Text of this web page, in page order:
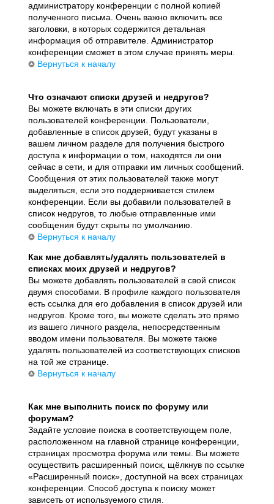
администратору конференции с полной копией
полученного письма. Очень важно включить все
заголовки, в которых содержится детальная
информация об отправителе. Администратор
конференции сможет в этом случае принять меры.
Вернуться к началу
Что означают списки друзей и недругов?
Вы можете включать в эти списки других
пользователей конференции. Пользователи,
добавленные в список друзей, будут указаны в
вашем личном разделе для получения быстрого
доступа к информации о том, находятся ли они
сейчас в сети, и для отправки им личных сообщений.
Сообщения от этих пользователей также могут
выделяться, если это поддерживается стилем
конференции. Если вы добавили пользователей в
список недругов, то любые отправленные ими
сообщения будут скрыты по умолчанию.
Вернуться к началу
Как мне добавлять/удалять пользователей в
списках моих друзей и недругов?
Вы можете добавлять пользователей в свой список
двумя способами. В профиле каждого пользователя
есть ссылка для его добавления в список друзей или
недругов. Кроме того, вы можете сделать это прямо
из вашего личного раздела, непосредственным
вводом имени пользователя. Вы можете также
удалять пользователей из соответствующих списков
на той же странице.
Вернуться к началу
Как мне выполнить поиск по форуму или
форумам?
Задайте условие поиска в соответствующем поле,
расположенном на главной странице конференции,
страницах просмотра форума или темы. Вы можете
осуществить расширенный поиск, щёлкнув по ссылке
«Расширенный поиск», доступной на всех страницах
конференции. Способ доступа к поиску может
зависеть от используемого стиля.